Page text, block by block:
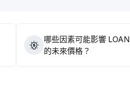
哪些因素可能影響 LOAN
的未來價格？